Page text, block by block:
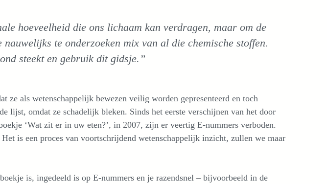
hoeveelheid die ons lichaam kan verdragen, maar om de
nauwelijks te onderzoeken mix van al die chemische stoffen.
steekt en gebruik dit gidsje.”
ze als wetenschappelijk bewezen veilig worden gepresenteerd en toch
lijst, omdat ze schadelijk bleken. Sinds het eerste verschijnen van het door
‘Wat zit er in uw eten?’, in 2007, zijn er veertig E-nummers verboden.
is een proces van voortschrijdend wetenschappelijk inzicht, zullen we maar
is, ingedeeld is op E-nummers en je razendsnel – bijvoorbeeld in de